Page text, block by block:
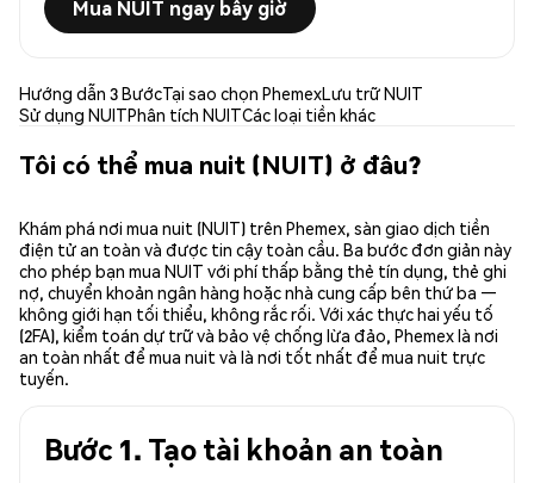
Mua NUIT ngay bây giờ
Hướng dẫn 3 BướcTại sao chọn PhemexLưu trữ NUIT
Sử dụng NUITPhân tích NUITCác loại tiền khác
Tôi có thể mua nuit (NUIT) ở đâu?
Khám phá nơi mua nuit (NUIT) trên Phemex, sàn giao dịch tiền
điện tử an toàn và được tin cậy toàn cầu. Ba bước đơn giản này
cho phép bạn mua NUIT với phí thấp bằng thẻ tín dụng, thẻ ghi
nợ, chuyển khoản ngân hàng hoặc nhà cung cấp bên thứ ba —
không giới hạn tối thiểu, không rắc rối. Với xác thực hai yếu tố
(2FA), kiểm toán dự trữ và bảo vệ chống lừa đảo, Phemex là nơi
an toàn nhất để mua nuit và là nơi tốt nhất để mua nuit trực
tuyến.
Bước 1. Tạo tài khoản an toàn